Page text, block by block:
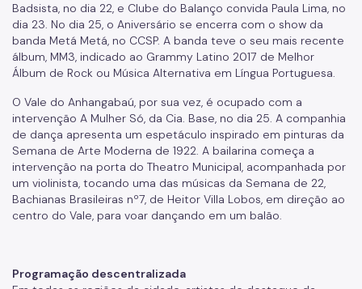
Badsista, no dia 22, e Clube do Balanço convida Paula Lima, no
dia 23. No dia 25, o Aniversário se encerra com o show da
banda Metá Metá, no CCSP. A banda teve o seu mais recente
álbum, MM3, indicado ao Grammy Latino 2017 de Melhor
Álbum de Rock ou Música Alternativa em Língua Portuguesa.
O Vale do Anhangabaú, por sua vez, é ocupado com a
intervenção A Mulher Só, da Cia. Base, no dia 25. A companhia
de dança apresenta um espetáculo inspirado em pinturas da
Semana de Arte Moderna de 1922. A bailarina começa a
intervenção na porta do Theatro Municipal, acompanhada por
um violinista, tocando uma das músicas da Semana de 22,
Bachianas Brasileiras nº7, de Heitor Villa Lobos, em direção ao
centro do Vale, para voar dançando em um balão.
Programação descentralizada